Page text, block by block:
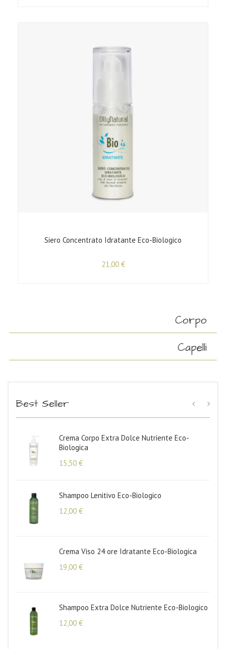
Siero Concentrato Idratante Eco-Biologico
21,00 €
Corpo
Capelli
Best Seller
Crema Corpo Extra Dolce Nutriente Eco-
Biologica
15,50 €
Shampoo Lenitivo Eco-Biologico
12,00 €
Crema Viso 24 ore Idratante Eco-Biologica
19,00 €
Shampoo Extra Dolce Nutriente Eco-Biologico
12,00 €